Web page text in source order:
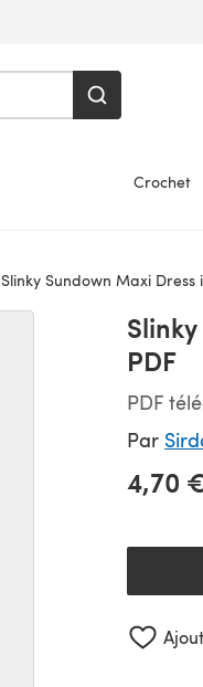
Crochet
Slinky Sundown Maxi
PDF
PDF
Par
4,70